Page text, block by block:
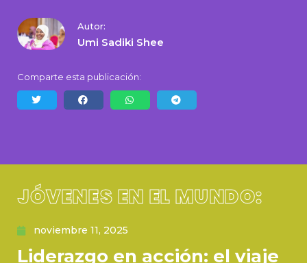
Autor:
Umi Sadiki Shee
Comparte esta publicación:
JÓVENES EN EL MUNDO:
noviembre 11, 2025
Liderazgo en acción: el viaje